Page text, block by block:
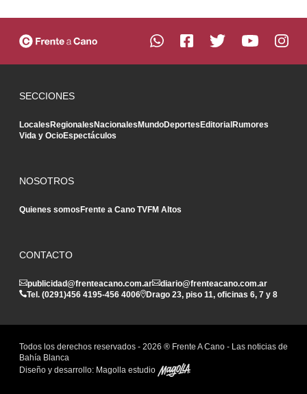
SECCIONES
LocalesRegionalesNacionalesMundoDeportesEditorialRumores
Vida y OcioEspectáculos
NOSOTROS
Quienes somosFrente a Cano TVFM Altos
CONTACTO
publicidad@frenteacano.com.ar
diario@frenteacano.com.ar
Tel. (0291)456 4195-456 4006 Drago 23, piso 11, oficinas 6, 7 y 8
Todos los derechos reservados - 2026 ® Frente A Cano - Las noticias de
Bahía Blanca
Diseño y desarrollo: Magolla estudio